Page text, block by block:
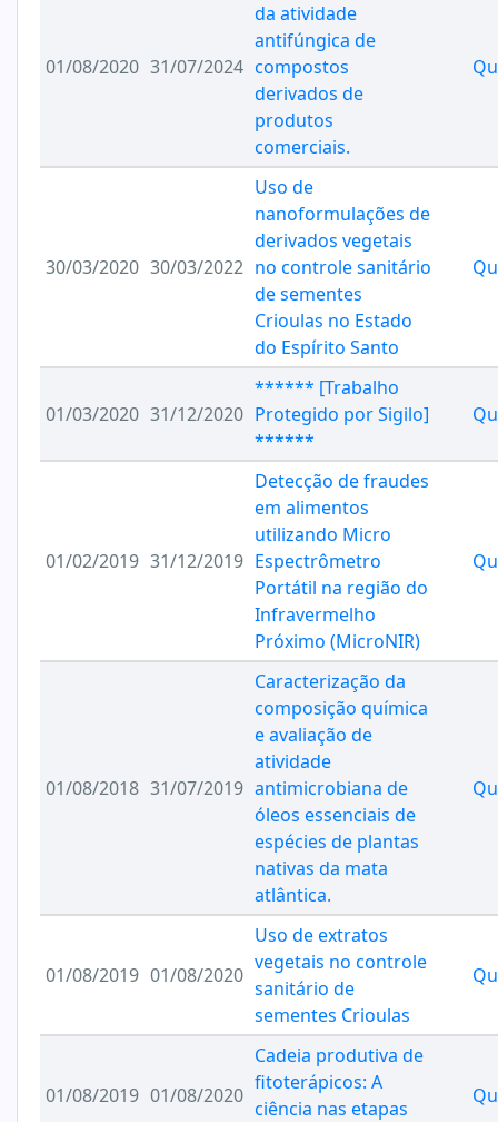
01/08/2020 31/07/2024
da atividade
antifúngica de
compostos
derivados de
produtos
comerciais.
30/03/2020 30/03/2022
Uso de
nanoformulações de
derivados vegetais
no controle sanitário
de sementes
Crioulas no Estado
do Espírito Santo
01/03/2020 31/12/2020
****** [Trabalho
Protegido por Sigilo]
******
01/02/2019 31/12/2019
Detecção de fraudes
em alimentos
utilizando Micro
Espectrômetro
Portátil na região do
Infravermelho
Próximo (MicroNIR)
01/08/2018 31/07/2019
Caracterização da
composição química
e avaliação de
atividade
antimicrobiana de
óleos essenciais de
espécies de plantas
nativas da mata
atlântica.
01/08/2019 01/08/2020
Uso de extratos
vegetais no controle
sanitário de
sementes Crioulas
01/08/2019 01/08/2020
Cadeia produtiva de
fitoterápicos: A
ciência nas etapas